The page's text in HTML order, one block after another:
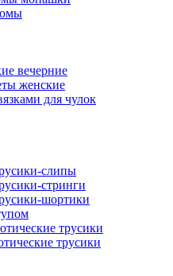
вечерние
женские
для чулок
слипы
стринги
шортики
трусики
трусики